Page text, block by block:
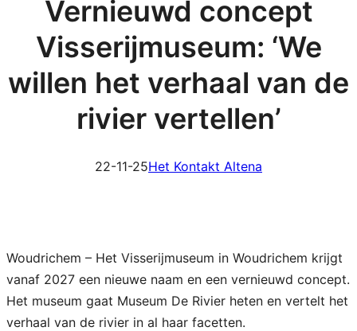
Vernieuwd concept
Visserijmuseum: ‘We
willen het verhaal van de
rivier vertellen’
22-11-25Het Kontakt Altena
Woudrichem – Het Visserijmuseum in Woudrichem krijgt
vanaf 2027 een nieuwe naam en een vernieuwd concept.
Het museum gaat Museum De Rivier heten en vertelt het
verhaal van de rivier in al haar facetten.